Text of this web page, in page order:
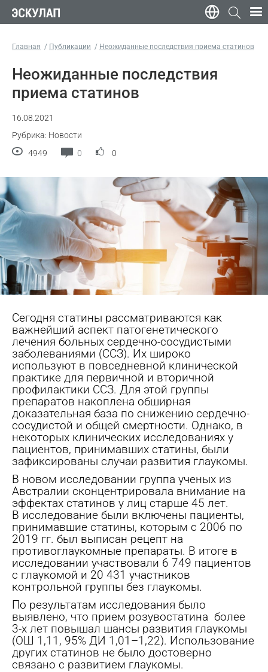
Главная Публикации Неожиданные последствия приема статинов
Неожиданные последствия
приема статинов
16.08.2021
Рубрика: Новости
4949
0 0
Сегодня статины рассматриваются как
важнейший аспект патогенетического
лечения больных сердечно-сосудистыми
заболеваниями (ССЗ). Их широко
используют в повседневной клинической
практике для первичной и вторичной
профилактики ССЗ. Для этой группы
препаратов накоплена обширная
доказательная база по снижению сердечно-
сосудистой и общей смертности. Однако, в
некоторых клинических исследованиях у
пациентов, принимавших статины, были
зафиксированы случаи развития глаукомы.
В новом исследовании группа ученых из
Австралии сконцентрировала внимание на
эффектах статинов у лиц старше 45 лет.
В исследование были включены пациенты,
принимавшие статины, которым с 2006 по
2019 гг. был выписан рецепт на
противоглаукомные препараты. В итоге в
исследовании участвовали 6 749 пациентов
с глаукомой и 20 431 участников
контрольной группы без глаукомы.
По результатам исследования было
выявлено, что прием розувостатина более
3-х лет повышал шансы развития глаукомы
(ОШ 1,11, 95% ДИ 1,01–1,22). Использование
других статинов не было достоверно
связано с развитием глаукомы.